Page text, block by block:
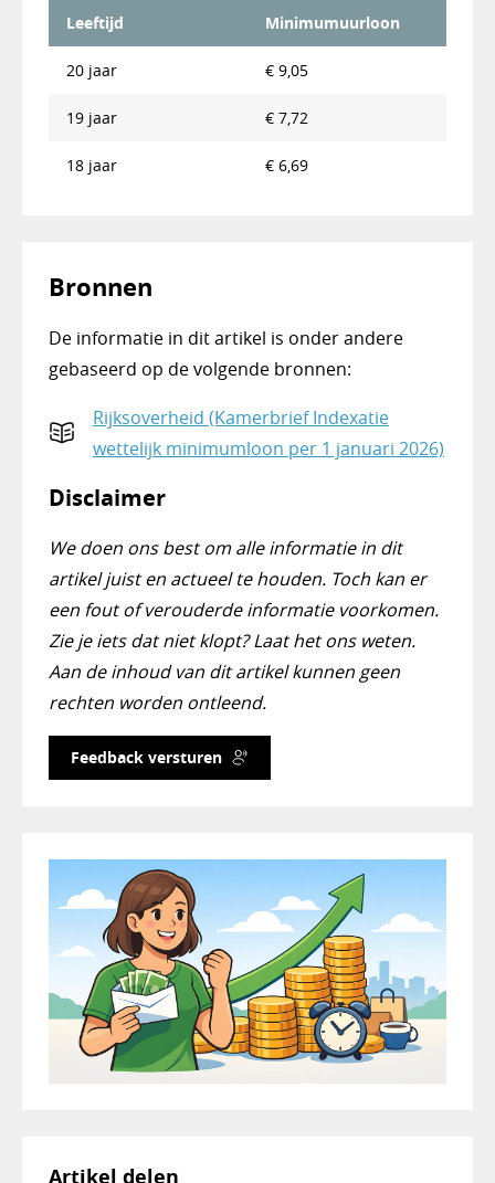
Leeftijd Minimumuurloon
20 jaar € 9,05
19 jaar € 7,72
18 jaar € 6,69
Bronnen
De informatie in dit artikel is onder andere
gebaseerd op de volgende bronnen:
Rijksoverheid (Kamerbrief Indexatie
wettelijk minimumloon per 1 januari 2026)
Disclaimer
We doen ons best om alle informatie in dit
artikel juist en actueel te houden. Toch kan er
een fout of verouderde informatie voorkomen.
Zie je iets dat niet klopt? Laat het ons weten.
Aan de inhoud van dit artikel kunnen geen
rechten worden ontleend.
Feedback versturen
Artikel delen